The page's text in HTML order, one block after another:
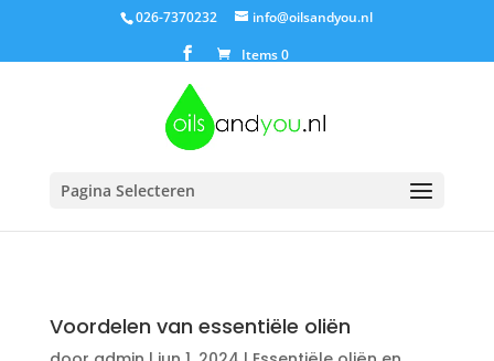
026-7370232
info@oilsandyou.nl
Items 0
Pagina Selecteren
Voordelen van essentiële oliën